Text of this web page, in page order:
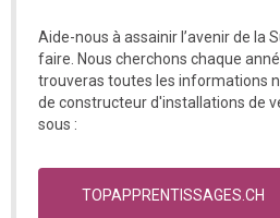
Aide-nous à assainir l’avenir de la
faire. Nous cherchons chaque
trouveras toutes les informations
de constructeur d'installations de
sous :
TOPAPPRENTISSAGES.CH